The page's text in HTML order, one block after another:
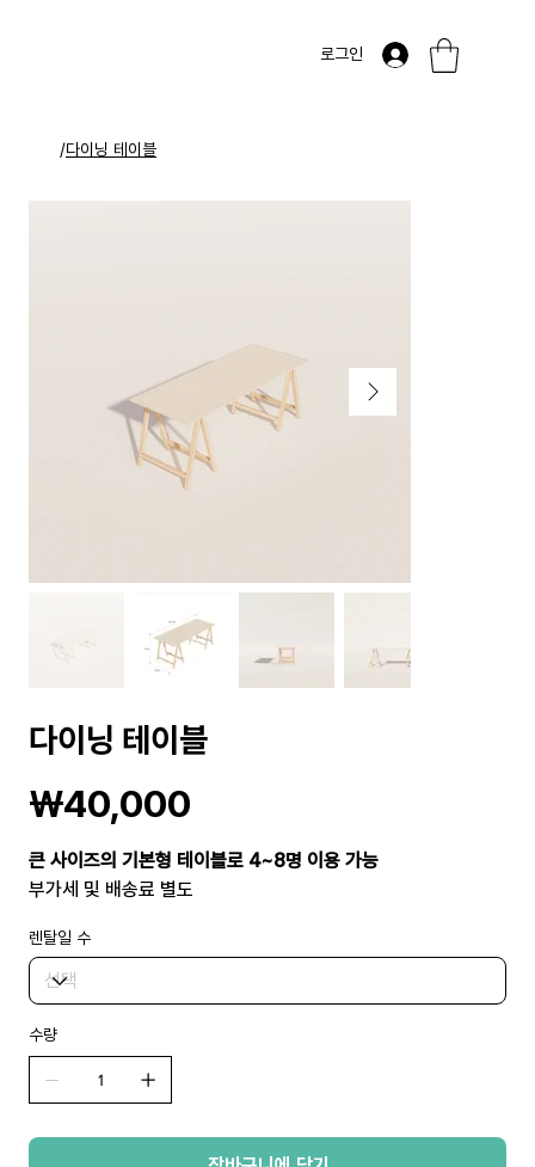
로그인
/다이닝 테이블
다이닝 테이블
격
₩40,000
큰 사이즈의 기본형 테이블로 4~8명 이용 가능
부가세 및 배송료 별도
렌탈일 수
수량